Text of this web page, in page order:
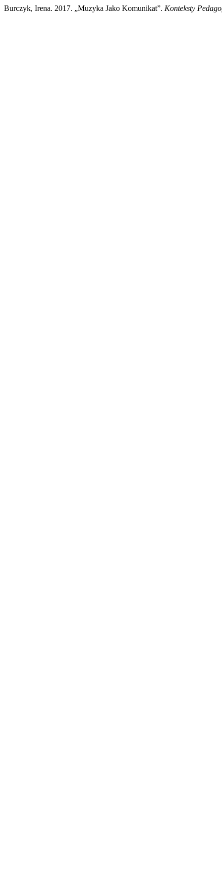
Burczyk, Irena. 2017. „Muzyka Jako Komunikat”. Konteksty